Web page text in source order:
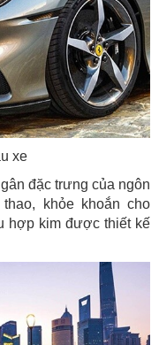
xe
đặc trưng của ngôn
khỏe khoắn cho
hợp kim được thiết kế